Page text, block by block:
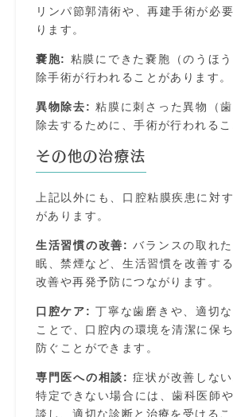
リンパ節郭清術や、再建手術が必
ります。
嚢胞: 粘膜にできた嚢胞（のうほ
除手術が行われることがあります。
異物除去: 粘膜に刺さった異物（
除去するために、手術が行われるこ
その他の治療法
上記以外にも、口腔粘膜疾患に対
があります。
生活習慣の改善: バランスの取れ
眠、禁煙など、生活習慣を改善す
改善や再発予防につながります。
口腔ケア: 丁寧な歯磨きや、適切
ことで、口腔内の環境を清潔に保
防ぐことができます。
専門医への相談: 症状が改善しな
特定できない場合には、歯科医師
談し、適切な診断と治療を受けるこ